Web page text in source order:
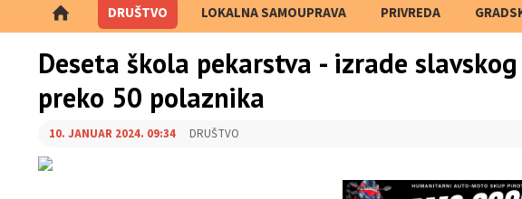
DRUŠTVO LOKALNA SAMOUPRAVA PRIVREDA
PRETRAGA
Deseta škola pekarstva - izrade
preko 50 polaznika
10. JANUAR 2024. 09:34 DRUŠTVO